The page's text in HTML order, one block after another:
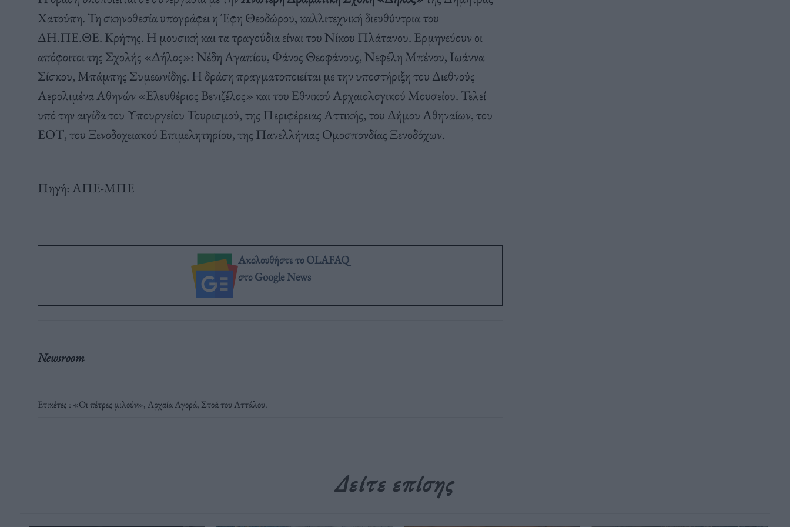
Χατούπη. Τη σκηνοθεσία υπογράφει η Έφη Θεοδώρου, καλλιτεχνική διευθύντρια του
ΔΗ.ΠΕ.ΘΕ. Κρήτης. Η μουσική και τα τραγούδια είναι του Νίκου Πλάτανου. Ερμηνεύουν οι
απόφοιτοι της Σχολής «Δήλος»: Νέδη Αγαπίου, Φάνος Θεοφάνους, Νεφέλη Μπένου, Ιωάννα
Σίσκου, Μπάμπης Συμεωνίδης. Η δράση πραγματοποιείται με την υποστήριξη του Διεθνούς
Αερολιμένα Αθηνών «Ελευθέριος Βενιζέλος» και του Εθνικού Αρχαιολογικού Μουσείου. Τελεί
υπό την αιγίδα του Υπουργείου Τουρισμού, της Περιφέρειας Αττικής, του Δήμου Αθηναίων, του
ΕΟΤ, του Ξενοδοχειακού Επιμελητηρίου, της Πανελλήνιας Ομοσπονδίας Ξενοδόχων.
Πηγή: ΑΠΕ-ΜΠΕ
Ακολουθήστε το OLAFAQ
στο Google News
Newsroom
Ετικέτες : «Οι πέτρες μιλούν»,Αρχαία Αγορά, Στοά του Αττάλου.
Δείτε επίσης